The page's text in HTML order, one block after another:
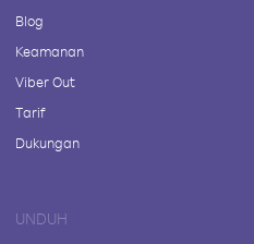
Blog
Keamanan
Viber Out
Tarif
Dukungan
UNDUH